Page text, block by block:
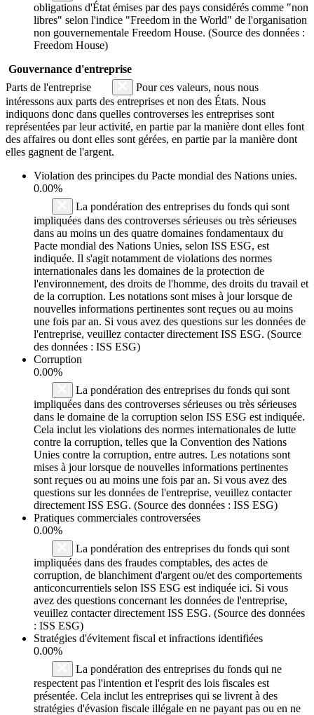
obligations d'État émises par des pays considérés comme "non
libres" selon l'indice "Freedom in the World" de l'organisation
non gouvernementale Freedom House. (Source des données :
Freedom House)
Gouvernance d'entreprise
Parts de l'entreprise
Pour ces valeurs, nous nous
intéressons aux parts des entreprises et non des États. Nous
indiquons donc dans quelles controverses les entreprises sont
représentées par leur activité, en partie par la manière dont elles font
des affaires ou dont elles sont gérées, en partie par la manière dont
elles gagnent de l'argent.
Violation des principes du Pacte mondial des Nations unies.
0.00%
La pondération des entreprises du fonds qui sont
impliquées dans des controverses sérieuses ou très sérieuses
dans au moins un des quatre domaines fondamentaux du
Pacte mondial des Nations Unies, selon ISS ESG, est
indiquée. Il s'agit notamment de violations des normes
internationales dans les domaines de la protection de
l'environnement, des droits de l'homme, des droits du travail et
de la corruption. Les notations sont mises à jour lorsque de
nouvelles informations pertinentes sont reçues ou au moins
une fois par an. Si vous avez des questions sur les données de
l'entreprise, veuillez contacter directement ISS ESG. (Source
des données : ISS ESG)
Corruption
0.00%
La pondération des entreprises du fonds qui sont
impliquées dans des controverses sérieuses ou très sérieuses
dans le domaine de la corruption selon ISS ESG est indiquée.
Cela inclut les violations des normes internationales de lutte
contre la corruption, telles que la Convention des Nations
Unies contre la corruption, entre autres. Les notations sont
mises à jour lorsque de nouvelles informations pertinentes
sont reçues ou au moins une fois par an. Si vous avez des
questions sur les données de l'entreprise, veuillez contacter
directement ISS ESG. (Source des données : ISS ESG)
Pratiques commerciales controversées
0.00%
La pondération des entreprises du fonds qui sont
impliquées dans des fraudes comptables, des actes de
corruption, de blanchiment d'argent ou/et des comportements
anticoncurrentiels selon ISS ESG est indiquée ici. Si vous
avez des questions concernant les données de l'entreprise,
veuillez contacter directement ISS ESG. (Source des données
: ISS ESG)
Stratégies d'évitement fiscal et infractions identifiées
0.00%
La pondération des entreprises du fonds qui ne
respectent pas l'intention et l'esprit des lois fiscales est
présentée. Cela inclut les entreprises qui se livrent à des
stratégies d'évasion fiscale illégale en ne payant pas ou en ne